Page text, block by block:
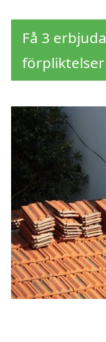
Få 3
förpliktelser